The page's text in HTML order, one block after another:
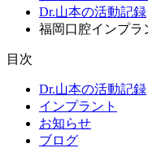
Dr.山本の活動記録
福岡口腔インプラ
目次
Dr.山本の活動記録
インプラント
お知らせ
ブログ